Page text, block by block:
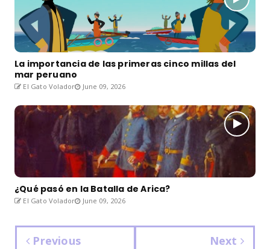
La importancia de las primeras cinco millas del
mar peruano
El Gato Volador June 09, 2026
¿Qué pasó en la Batalla de Arica?
El Gato Volador June 09, 2026
Previous Next